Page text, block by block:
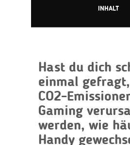
INHALT
Hast du dich
einmal
CO2-
Gaming
werden, wie
Handy